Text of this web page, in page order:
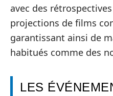
avec des
projections de films
garantissant ainsi de
habitués comme des
LES